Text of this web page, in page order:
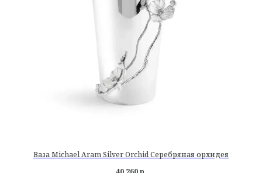
Ваза Michael Aram Silver Orchid Серебряная орхидея